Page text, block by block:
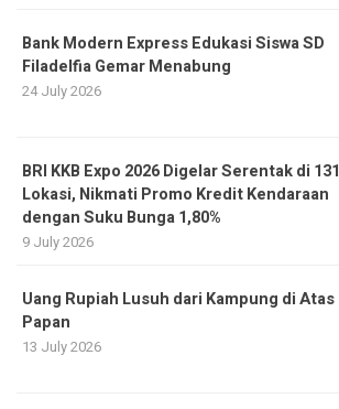
Bank Modern Express Edukasi Siswa SD
Filadelfia Gemar Menabung
24 July 2026
BRI KKB Expo 2026 Digelar Serentak di 131
Lokasi, Nikmati Promo Kredit Kendaraan
dengan Suku Bunga 1,80%
9 July 2026
Uang Rupiah Lusuh dari Kampung di Atas
Papan
13 July 2026